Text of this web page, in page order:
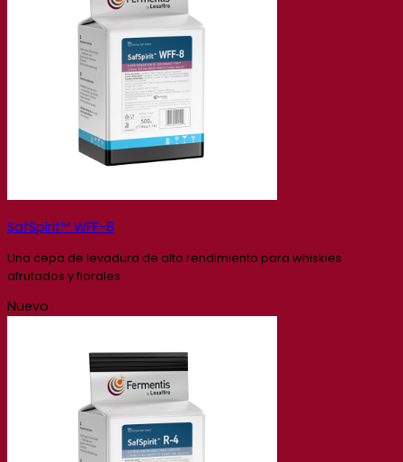
SafSpirit™ WFF-8
Una cepa de levadura de alto rendimiento para whiskies
afrutados y florales
Nuevo